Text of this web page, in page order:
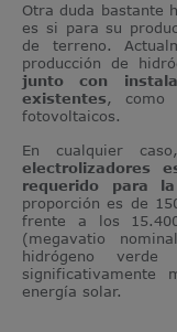
Otra duda bastante
es si para su
de terreno.
producción de
junto con
existentes, como
fotovoltaicos.
En cualquier
electrolizadores
requerido para
proporción es de
frente a los
(megavatio
hidrógeno verde
significativamente
energía solar.